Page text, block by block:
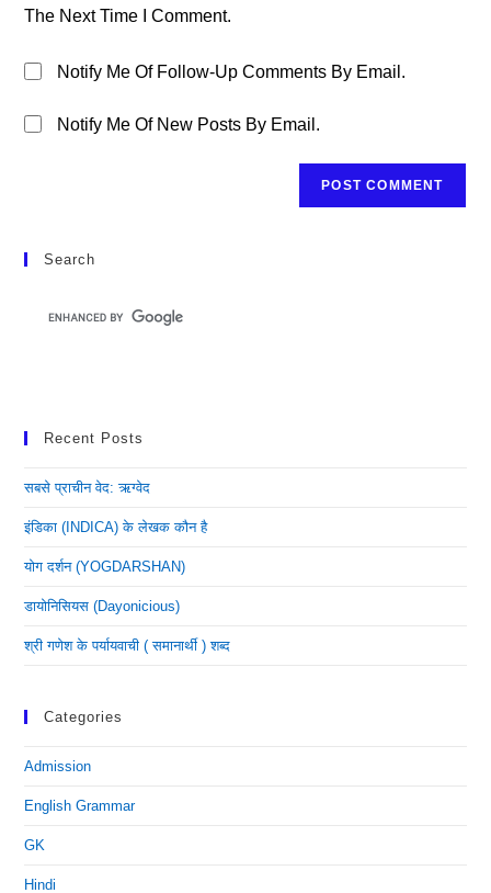
The Next Time I Comment.
Notify Me Of Follow-Up Comments By Email.
Notify Me Of New Posts By Email.
Search
Recent Posts
सबसे प्राचीन वेद: ऋग्वेद
इंडिका (INDICA) के लेखक कौन है
योग दर्शन (YOGDARSHAN)
डायोनिसियस (dayonicious)
श्री गणेश के पर्यायवाची ( समानार्थी ) शब्द
Categories
Admission
English Grammar
GK
Hindi